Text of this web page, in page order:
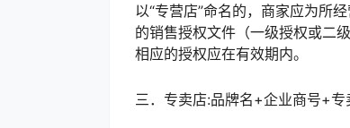
以“专营店”命名的，商家应为所
的销售授权文件（一级授权或二
相应的授权应在有效期内。
三．专卖店:品牌名+企业商号+专